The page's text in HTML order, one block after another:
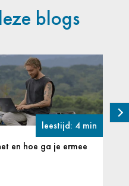
blogs
leestijd: 4 min
en hoe ga je ermee